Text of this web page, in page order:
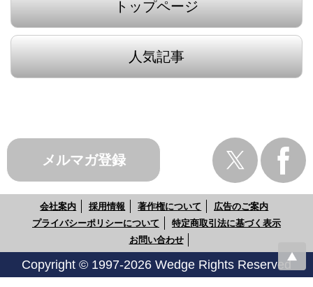
トップページ
人気記事
メルマガ登録
会社案内 採用情報 著作権について
広告のご案内
プライバシーポリシーについて
特定商取引法に基づく表示
お問い合わせ
Copyright © 1997-2026 Wedge Rights Reserved